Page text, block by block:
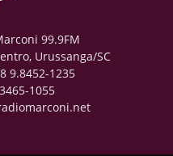
99.9FM
Urussanga/SC
9.8452-1235
1055